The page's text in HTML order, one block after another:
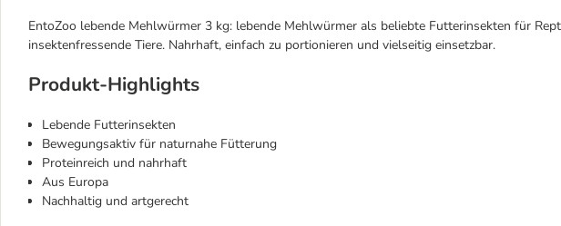
EntoZoo lebende Mehlwürmer 3 kg: lebende Mehlwürmer als beliebte Futterinsekten für
insektenfressende Tiere. Nahrhaft, einfach zu portionieren und vielseitig einsetzbar.
Produkt-Highlights
Lebende Futterinsekten
Bewegungsaktiv für naturnahe Fütterung
Proteinreich und nahrhaft
Aus Europa
Nachhaltig und artgerecht